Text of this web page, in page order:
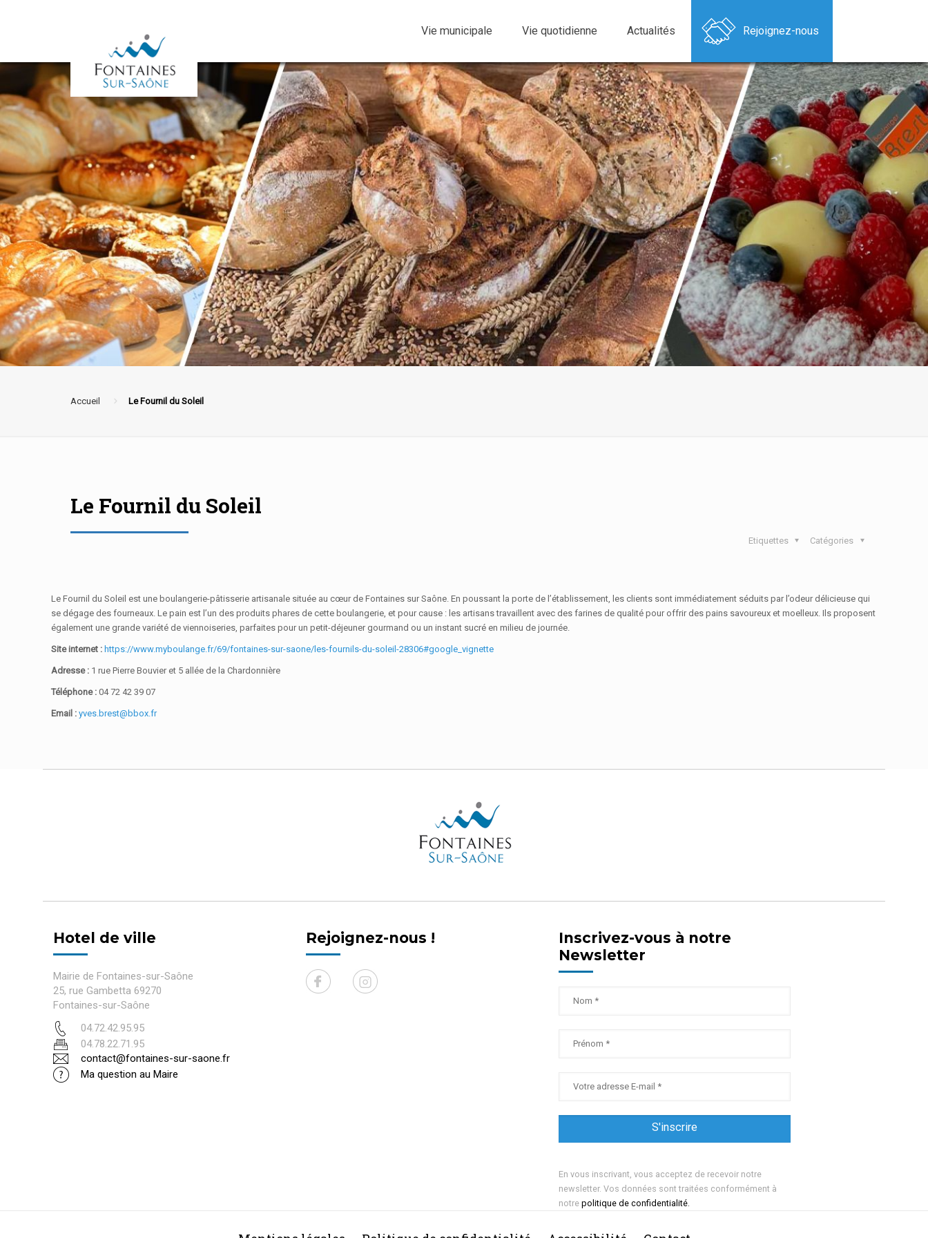
Vie municipale Vie quotidienne Actualités Rejoignez-nous
Accueil Le Fournil du Soleil
Le Fournil du Soleil
Catégories
Etiquettes
Le Fournil du Soleil est une boulangerie-pâtisserie artisanale située au cœur de Fontaines sur Saône. En poussant la porte de l’établissement, les clients sont immédiatement séduits par l’odeur délicieuse qui
se dégage des fourneaux. Le pain est l’un des produits phares de cette boulangerie, et pour cause : les artisans travaillent avec des farines de qualité pour offrir des pains savoureux et moelleux. Ils proposent
également une grande variété de viennoiseries, parfaites pour un petit-déjeuner gourmand ou un instant sucré en milieu de journée.
Site internet : https://www.myboulange.fr/69/fontaines-sur-saone/les-fournils-du-soleil-28306#google_vignette
Adresse : 1 rue Pierre Bouvier et 5 allée de la Chardonnière
Téléphone : 04 72 42 39 07
Email : yves.brest@bbox.fr
Hotel de ville
Mairie de Fontaines-sur-Saône
25, rue Gambetta 69270
Fontaines-sur-Saône
04.72.42.95.95
04.78.22.71.95
contact@fontaines-sur-saone.fr
Ma question au Maire
Rejoignez-nous !
Inscrivez-vous à notre
Newsletter
En vous inscrivant, vous acceptez de recevoir notre
newsletter. Vos données sont traitées conformément à
notre politique de confidentialité.